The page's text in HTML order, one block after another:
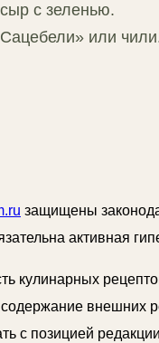
с зеленью.
или
защищены
активная
кулинарных
содержание внешних
с позицией